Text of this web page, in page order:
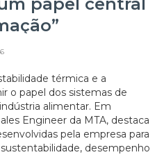
térmica e a
o papel dos sistemas de
alimentar. Em
Engineer da MTA, destaca
pela empresa para
desempenho